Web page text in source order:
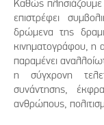
Καθώς πλησιάζουμε
επιστρέφει
δρώμενα της
κινηματογράφου, η
παραμένει
η σύγχρονη
συνάντησης,
ανθρώπους,